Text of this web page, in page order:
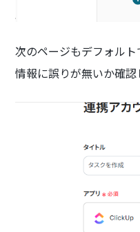
次のページもデフォルト
情報に誤りが無いか確